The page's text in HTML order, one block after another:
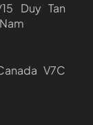
Duy Tan
V7C